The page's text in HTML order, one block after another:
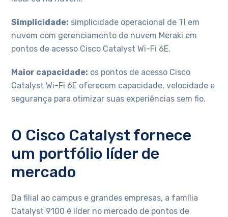
Simplicidade: simplicidade operacional de TI em
nuvem com gerenciamento de nuvem Meraki em
pontos de acesso Cisco Catalyst Wi-Fi 6E.
Maior capacidade: os pontos de acesso Cisco
Catalyst Wi-Fi 6E oferecem capacidade, velocidade e
segurança para otimizar suas experiências sem fio.
O Cisco Catalyst fornece
um portfólio líder de
mercado
Da filial ao campus e grandes empresas, a família
Catalyst 9100 é líder no mercado de pontos de